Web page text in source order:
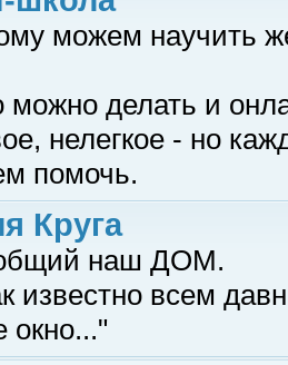
можем научить
можно делать и
нелегкое - но
помочь.
Круга
наш ДОМ.
известно всем
окно..."